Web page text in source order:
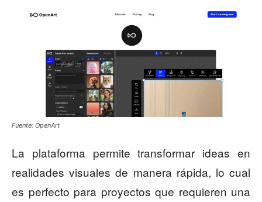
Fuente: OpenArt
La plataforma permite transformar ideas en
realidades visuales de manera rápida, lo cual
es perfecto para proyectos que requieren una